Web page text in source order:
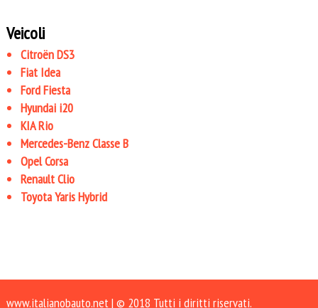
Veicoli
Citroën DS3
Fiat Idea
Ford Fiesta
Hyundai i20
KIA Rio
Mercedes-Benz Classe B
Opel Corsa
Renault Clio
Toyota Yaris Hybrid
www.italianobauto.net| © 2018 Tutti i diritti riservati.